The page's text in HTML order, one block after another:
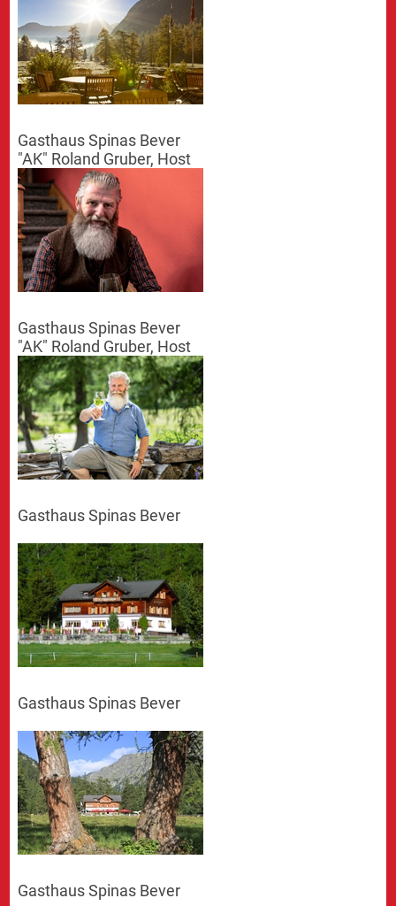
Gasthaus Spinas Bever
"AK" Roland Gruber, Host
Gasthaus Spinas Bever
"AK" Roland Gruber, Host
Gasthaus Spinas Bever
Gasthaus Spinas Bever
Gasthaus Spinas Bever